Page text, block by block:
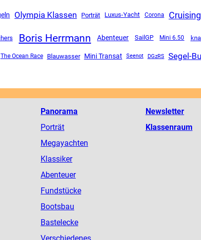
Olympia Klassen Porträt Luxus-Yacht Corona Cruising
Boris Herrmann Abenteuer SailGP Mini 6.50
The Ocean Race Blauwasser Mini Transat Seenot DGzRS Segel-
Panorama
Porträt
Megayachten
Klassiker
Abenteuer
Fundstücke
Bootsbau
Bastelecke
Newsletter
Klassenraum